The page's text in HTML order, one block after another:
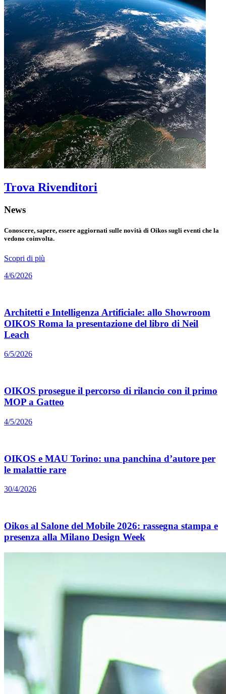
Trova Rivenditori
News
Conoscere, sapere, essere aggiornati sulle novità di Oikos sugli eventi che la
vedono coinvolta.
Scopri di più
4/6/2026
Architetti e Intelligenza Artificiale: allo Showroom
OIKOS Roma la presentazione del libro di Neil
Leach
6/5/2026
OIKOS prosegue il percorso di rilancio con il primo
MOP a Gatteo
4/5/2026
OIKOS e MAU Torino: una panchina d’autore per
le malattie rare
30/4/2026
Oikos al Salone del Mobile 2026: rassegna stampa e
presenza alla Milano Design Week